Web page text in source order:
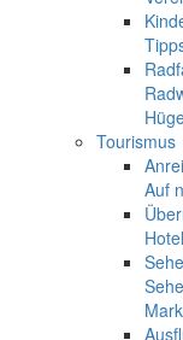
Tourismus
Auf